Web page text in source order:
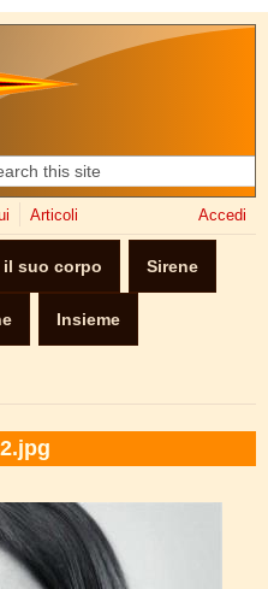
di ricerca
Articoli Accedi
il suo corpo Sirene
Insieme